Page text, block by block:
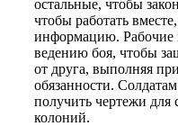
остальные, чтобы
чтобы работать
информацию. Рабочие
ведению боя, чтобы
от друга, выполняя
обязанности.
получить чертежи для
колоний.